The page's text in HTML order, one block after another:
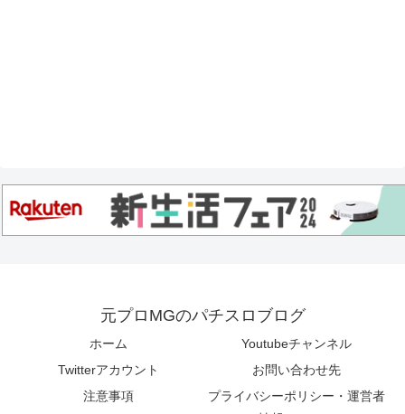
元プロMGのパチスロブログ
ホーム
Youtubeチャンネル
Twitterアカウント
お問い合わせ先
注意事項
プライバシーポリシー・運営者